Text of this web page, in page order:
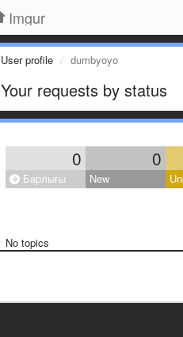
Imgur
User profile dumbyoyo
Your requests by status
0 0
Барлығы New
No topics